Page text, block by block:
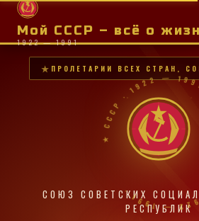
Мой СССР – всё о
1922 — 1991
ПРОЛЕТАРИИ ВСЕХ СТРАН,
★ СССР · 1922 — 1991 ·
СОЮЗ СОВЕТСКИХ
РЕСПУБЛИК